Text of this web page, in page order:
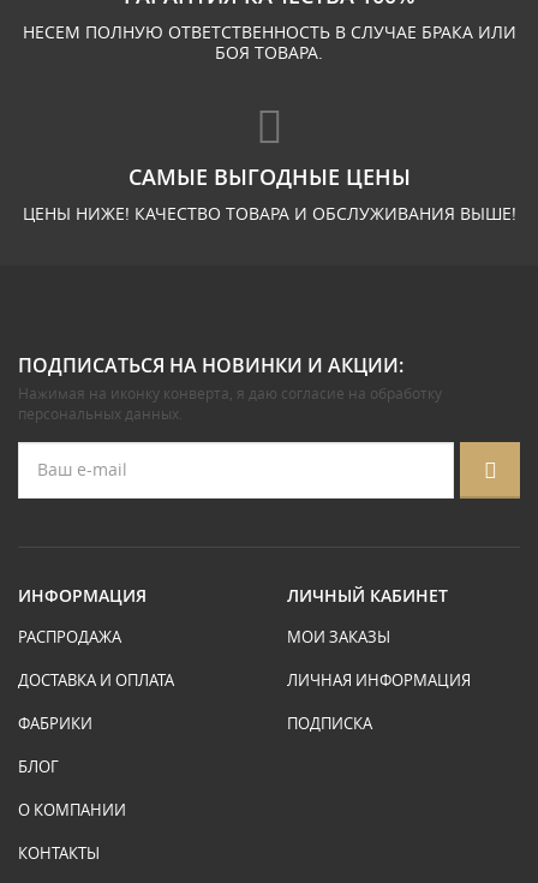
НЕСЕМ ПОЛНУЮ ОТВЕТСТВЕННОСТЬ В СЛУЧАЕ БРАКА ИЛИ
БОЯ ТОВАРА.
САМЫЕ ВЫГОДНЫЕ ЦЕНЫ
ЦЕНЫ НИЖЕ! КАЧЕСТВО ТОВАРА И ОБСЛУЖИВАНИЯ ВЫШЕ!
ПОДПИСАТЬСЯ НА НОВИНКИ И АКЦИИ:
Нажимая на иконку конверта, я даю согласие на обработку
персональных данных.
ИНФОРМАЦИЯ
РАСПРОДАЖА
ДОСТАВКА И ОПЛАТА
ФАБРИКИ
БЛОГ
О КОМПАНИИ
КОНТАКТЫ
ЛИЧНЫЙ КАБИНЕТ
МОИ ЗАКАЗЫ
ЛИЧНАЯ ИНФОРМАЦИЯ
ПОДПИСКА